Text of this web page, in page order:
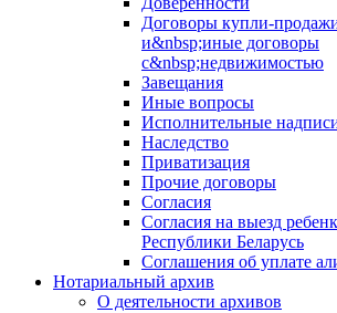
Договоры купли-
и&nbsp;иные договоры
с&nbsp;недвижимостью
Завещания
Иные вопросы
Исполнительные
Наследство
Приватизация
Прочие договоры
Согласия
Согласия на выезд
Республики Беларусь
Соглашения об уплате
Нотариальный архив
О деятельности архивов